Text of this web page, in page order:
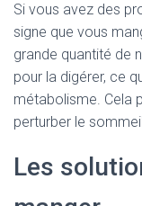
Si vous avez des
signe que vous
grande quantité de
pour la digérer, ce
métabolisme. Cela
perturber le
Les